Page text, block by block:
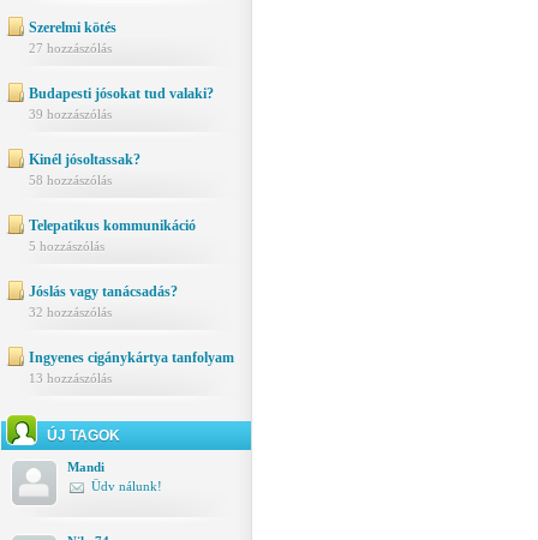
Szerelmi kötés
27 hozzászólás
Budapesti jósokat tud valaki?
39 hozzászólás
Kinél jósoltassak?
58 hozzászólás
Telepatikus kommunikáció
5 hozzászólás
Jóslás vagy tanácsadás?
32 hozzászólás
Ingyenes cigánykártya tanfolyam
13 hozzászólás
ÚJ TAGOK
Mandi
Üdv nálunk!